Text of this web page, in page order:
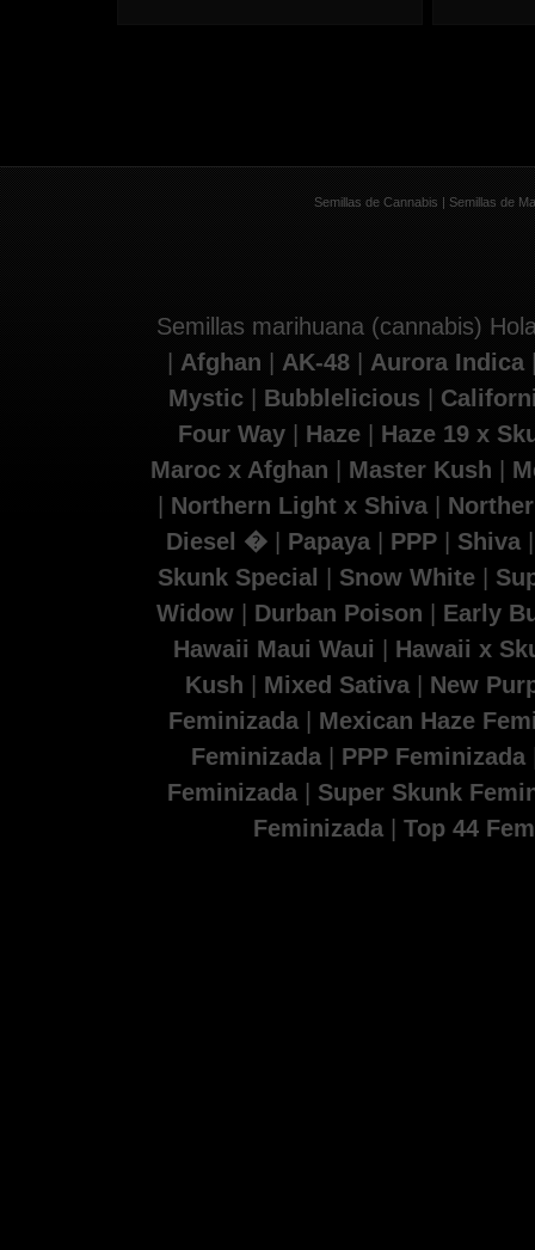
Semillas de Cannabis | Semillas de
Semillas marihuana (cannabis)
| Afghan | AK-48 | Aurora Indica
Mystic | Bubblelicious |
Four Way | Haze | Haze 19 x
Maroc x Afghan | Master Kush |
| Northern Light x Shiva|
Diesel �| Papaya| PPP| Shiva
Skunk Special | Snow White |
Widow | Durban Poison | Early
Hawaii Maui Waui | Hawaii x
Kush | Mixed Sativa| New
Feminizada| Mexican Haze
Feminizada| PPP Feminizada
Feminizada | Super Skunk
Feminizada| Top 44